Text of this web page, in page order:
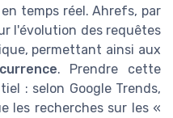
en temps réel. Ahrefs, par
l'évolution des requêtes
permettant ainsi aux
. Prendre cette
: selon Google Trends,
les recherches sur les «